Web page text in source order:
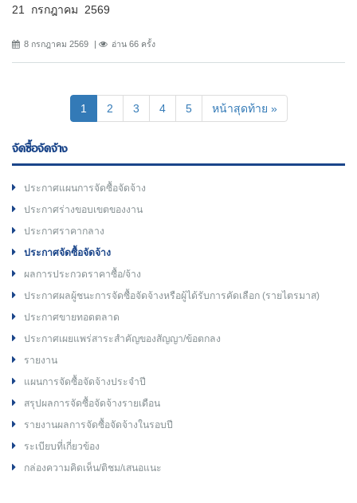
21 กรกฎาคม 2569
8 กรกฎาคม 2569 อ่าน 66 ครั้ง
1 (current)
2 3 4 5 หน้าสุดท้าย »
จัดซื้อจัดจ้าง
ประกาศแผนการจัดซื้อจัดจ้าง
ประกาศร่างขอบเขตของงาน
ประกาศราคากลาง
ประกาศจัดซื้อจัดจ้าง
ผลการประกวดราคาซื้อ/จ้าง
ประกาศผลผู้ชนะการจัดซื้อจัดจ้างหรือผู้ได้รับการคัดเลือก (รายไตรมาส)
ประกาศขายทอดตลาด
ประกาศเผยแพร่สาระสำคัญของสัญญา/ข้อตกลง
รายงาน
แผนการจัดซื้อจัดจ้างประจำปี
สรุปผลการจัดซื้อจัดจ้างรายเดือน
รายงานผลการจัดซื้อจัดจ้างในรอบปี
ระเบียบที่เกี่ยวข้อง
กล่องความคิดเห็น/ติชม/เสนอแนะ